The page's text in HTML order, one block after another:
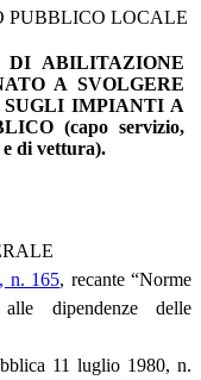
PUBBLICO LOCALE
ABILITAZIONE
A SVOLGERE
IMPIANTI A
(capo servizio,
e di vettura).
n. 165, recante “Norme
dipendenze delle
11 luglio 1980, n.